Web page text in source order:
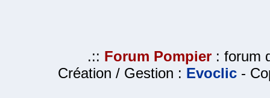
.:: Forum Pompier : forum
Création / Gestion : Evoclic -